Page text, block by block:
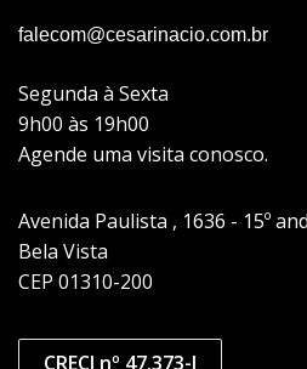
falecom@cesarinacio.com.br
Segunda à Sexta
9h00 às 19h00
Agende uma visita conosco.
Avenida Paulista , 1636 - 15º
Bela Vista
CEP 01310-200
CRECI nº 47.373-J